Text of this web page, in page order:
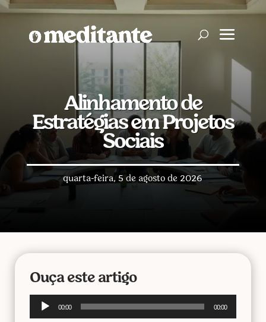
Alinhamento de
Estratégias em Projetos
Sociais
quarta-feira, 5 de agosto de 2026
Ouça este artigo
Tocador
00:00 00:00